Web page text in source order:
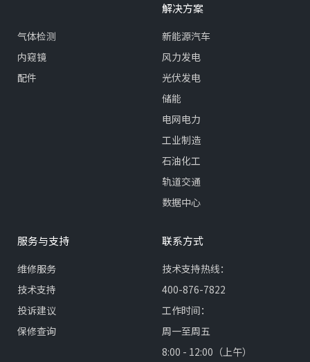
气体检测
内窥镜
配件
解决方案
新能源汽车
风力发电
光伏发电
储能
电网电力
工业制造
石油化工
轨道交通
数据中心
服务与支持
维修服务
技术支持
投诉建议
保修查询
联系方式
技术支持热线：
400-876-7822
工作时间：
周一至周五
8:00 - 12:00（上午）